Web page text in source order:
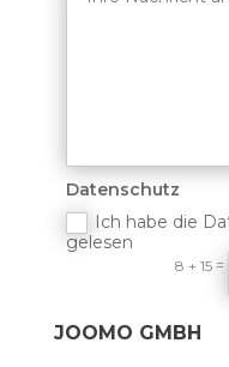
Datenschutz
Ich habe die
gelesen
8 + 15=
JOOMO GMBH